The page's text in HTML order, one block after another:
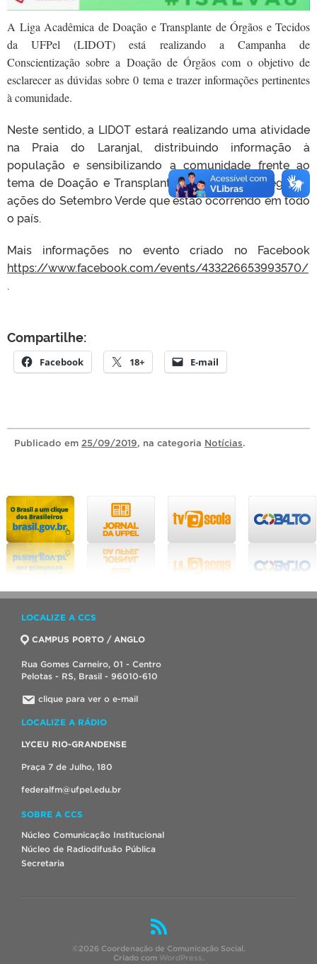
A Liga Acadêmica de Doação e Transplante de Órgãos e Tecidos
da UFPel (LIDOT) está realizando a Campanha de
Conscientização sobre a Doação de Órgãos com o objetivo de
esclarecer as dúvidas sobre 0 tema e trazer informações pertinentes
à comunidade.
Neste sentido, a LIDOT estará realizando uma atividade
na Praia do Laranjal, distribuindo informação à
população e sensibilizando a comunidade frente ao
tema de Doação e Transplantes. A atividade integra as
ações do Setembro Verde que estão ocorrendo em todo
o país.
Mais informações no evento criado no Facebook
https://www.facebook.com/events/433226653993570/
.
Compartilhe:
Facebook 18+ E-mail
Publicado em 25/09/2019, na categoria Notícias.
LOCALIZE A CCS
CAMPUS PORTO / ANGLO
Rua Gomes Carneiro, 01 - Centro
Pelotas - RS, Brasil - 96010-610
clique para ver o e-mail
LOCALIZE A RÁDIO
LYCEU RIO-GRANDENSE
Praça 7 de Julho, 180
federalfm@ufpel.edu.br
SOBRE A CCS
Núcleo Comunicação Institucional
Núcleo de Radiodifusão Pública
Secretaria
©2026 Coordenação de Comunicação Social.
Criado com WordPress.